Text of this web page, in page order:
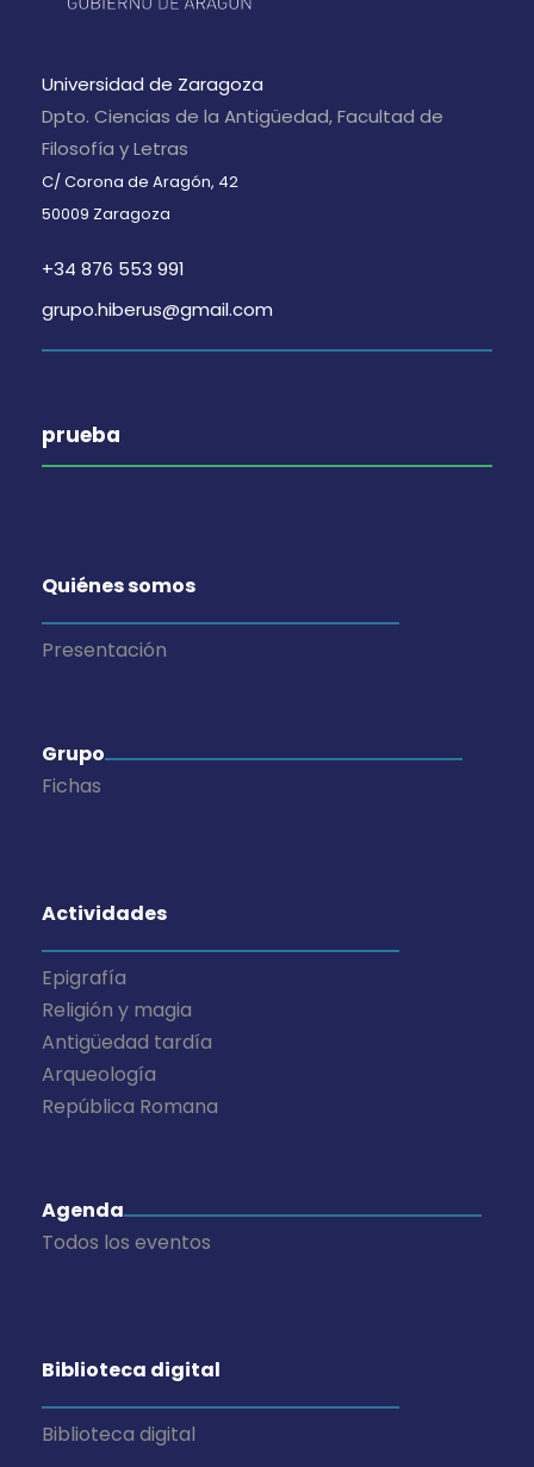
Universidad de Zaragoza
Dpto. Ciencias de la Antigüedad, Facultad de
Filosofía y Letras
C/ Corona de Aragón, 42
50009 Zaragoza
+34 876 553 991
grupo.hiberus@gmail.com
prueba
Quiénes somos
Presentación
Grupo
Fichas
Actividades
Epigrafía
Religión y magia
Antigüedad tardía
Arqueología
República Romana
Agenda
Todos los eventos
Biblioteca digital
Biblioteca digital